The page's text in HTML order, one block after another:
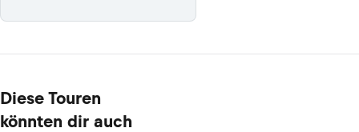
Diese Touren
könnten dir auch